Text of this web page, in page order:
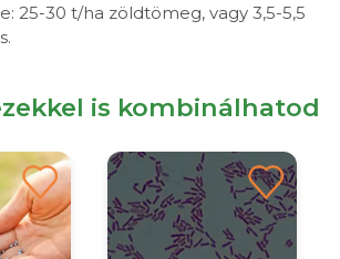
25-30 t/ha zöldtömeg, vagy 3,5-5,5
is kombinálhatod